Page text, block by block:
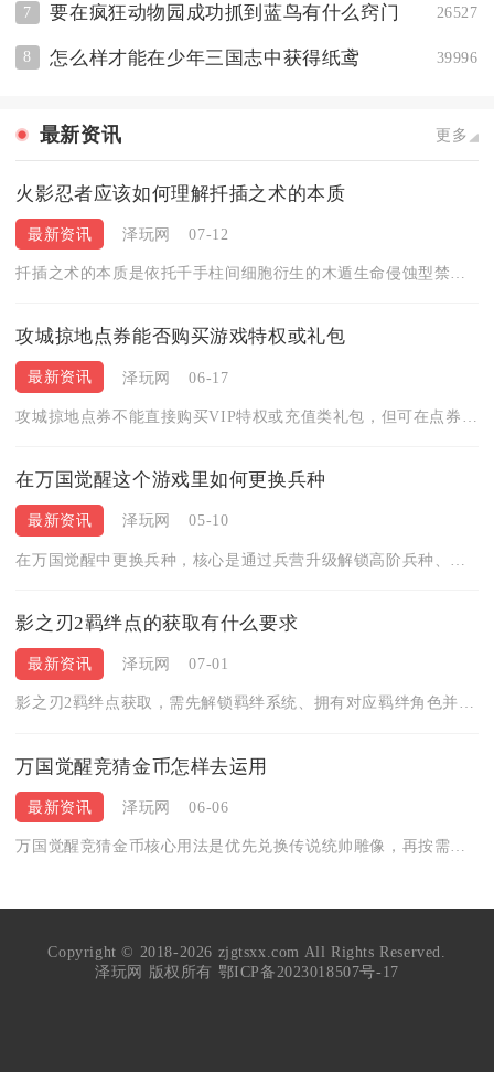
7 要在疯狂动物园成功抓到蓝鸟有什么窍门 26527
8 怎么样才能在少年三国志中获得纸鸢 39996
最新资讯 更多
火影忍者应该如何理解扦插之术的本质
最新资讯 泽玩网 07-12
扦插之术的本质是依托千手柱间细胞衍生的木遁生命侵蚀型禁锢攻击...
攻城掠地点券能否购买游戏特权或礼包
最新资讯 泽玩网 06-17
在万国觉醒这个游戏里如何更换兵种
最新资讯 泽玩网 05-10
影之刃2羁绊点的获取有什么要求
最新资讯 泽玩网 07-01
影之刃2羁绊点获取，需先解锁羁绊系统、拥有对应羁绊角色并达标...
万国觉醒竞猜金币怎样去运用
最新资讯 泽玩网 06-06
万国觉醒竞猜金币核心用法是优先兑换传说统帅雕像，再按需兑换加...
Copyright © 2018-2026 zjgtsxx.com All Rights Reserved.
泽玩网 版权所有 鄂ICP备2023018507号-17